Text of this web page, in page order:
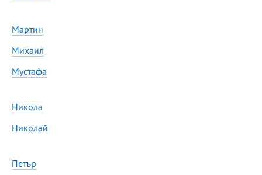
Мартин
Михаил
Мустафа
Никола
Николай
Петър